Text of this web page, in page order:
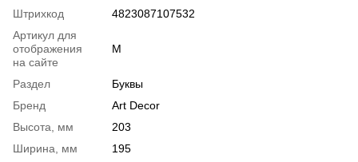
Штрихкод
4823087107532
Артикул для
отображения
на сайте
M
Раздел
Буквы
Бренд
Art Decor
Высота, мм
203
Ширина, мм
195